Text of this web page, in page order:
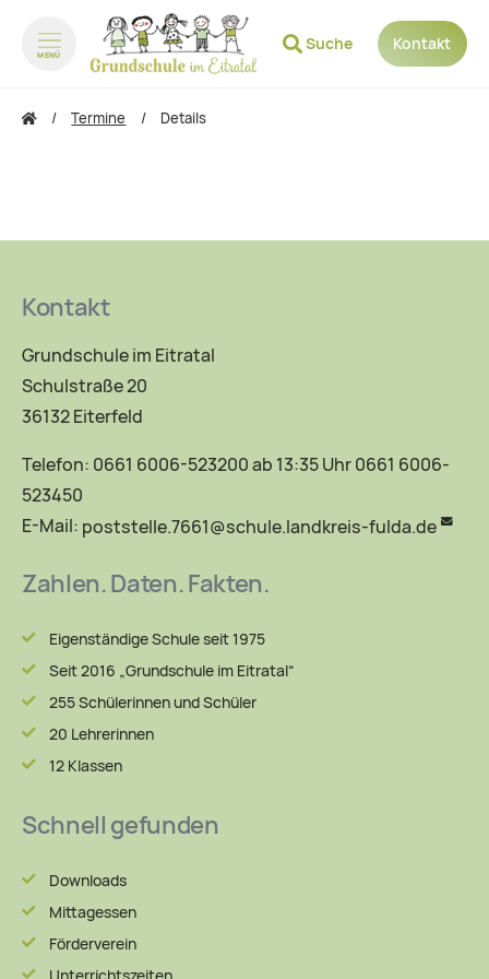
MENÜ
Suche Kontakt
zum Inhalt springen
Termine Details
Kontakt
Grundschule im Eitratal
Schulstraße 20
36132 Eiterfeld
Telefon: 0661 6006-523200 ab 13:35 Uhr 0661 6006-
523450
E-Mail: poststelle.7661@schule.landkreis-fulda.de
Zahlen. Daten. Fakten.
Eigenständige Schule seit 1975
Seit 2016 „Grundschule im Eitratal“
255 Schülerinnen und Schüler
20 Lehrerinnen
12 Klassen
Schnell gefunden
Downloads
Mittagessen
Förderverein